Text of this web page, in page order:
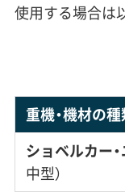
使用する場合は
重機・機材の
ショベルカー
中型）